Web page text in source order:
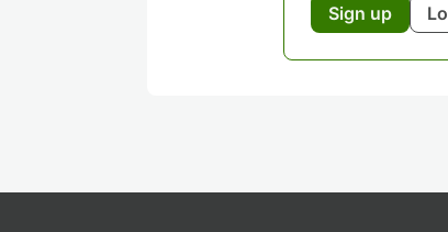
Sign up